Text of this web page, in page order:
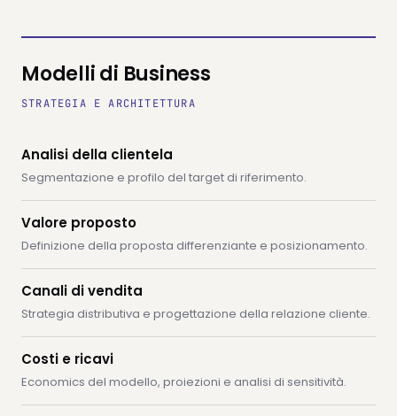
Modelli di Business
STRATEGIA E ARCHITETTURA
Analisi della clientela
Segmentazione e profilo del target di riferimento.
Valore proposto
Definizione della proposta differenziante e posizionamento.
Canali di vendita
Strategia distributiva e progettazione della relazione cliente.
Costi e ricavi
Economics del modello, proiezioni e analisi di sensitività.